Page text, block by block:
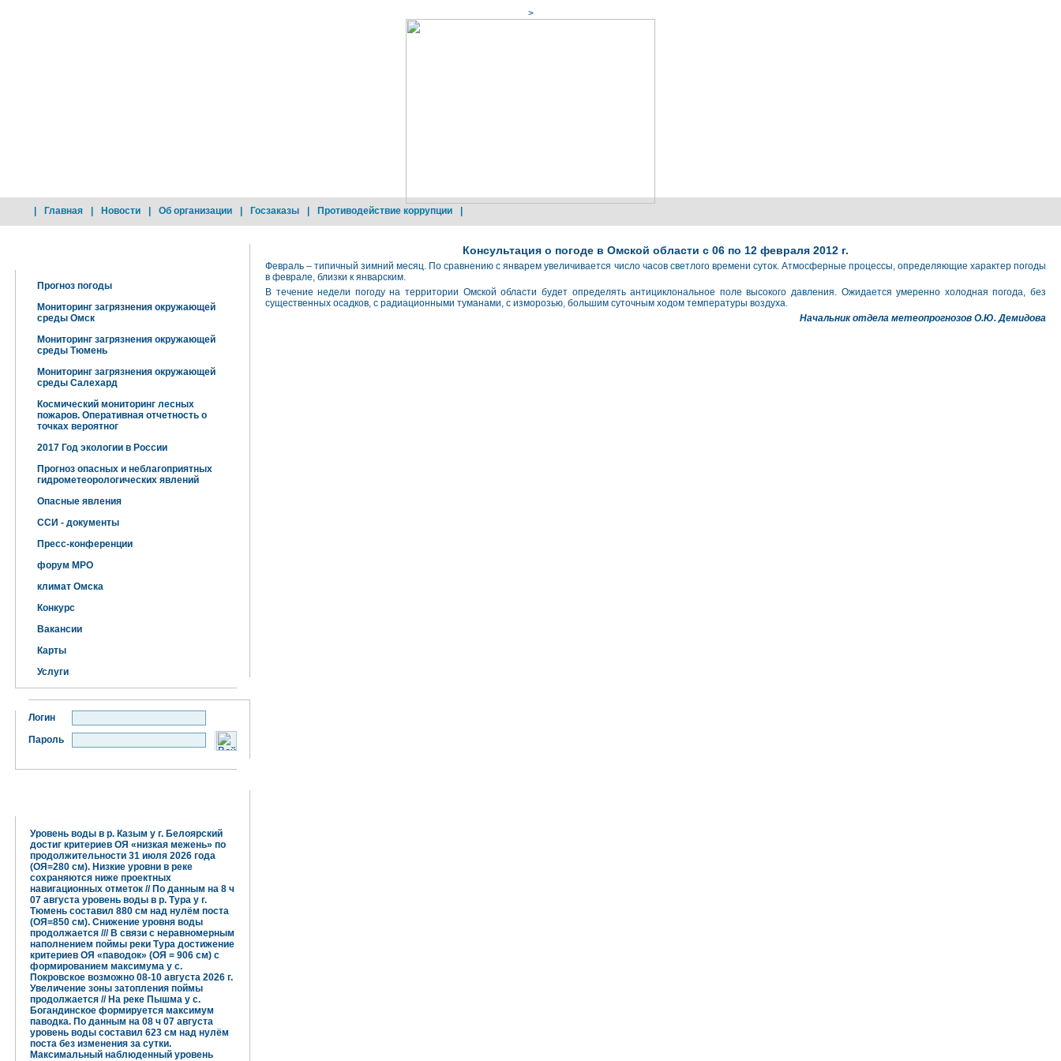
>
Главная Новости Об организации Госзаказы Противодействие коррупции
Прогноз погоды
Мониторинг загрязнения окружающей
среды Омск
Мониторинг загрязнения окружающей
среды Тюмень
Мониторинг загрязнения окружающей
среды Салехард
Космический мониторинг лесных
пожаров. Оперативная отчетность о
точках вероятног
2017 Год экологии в России
Прогноз опасных и неблагоприятных
гидрометеорологических явлений
Опасные явления
ССИ - документы
Пресс-конференции
форум МРО
климат Омска
Конкурс
Вакансии
Карты
Услуги
Логин
Пароль
Уровень воды в р. Казым у г. Белоярский
достиг критериев ОЯ «низкая межень» по
продолжительности 31 июля 2026 года
(ОЯ=280 см). Низкие уровни в реке
сохраняются ниже проектных
навигационных отметок // По данным на 8 ч
07 августа уровень воды в р. Тура у г.
Тюмень составил 880 см над нулём поста
(ОЯ=850 см). Снижение уровня воды
продолжается /// В связи с неравномерным
наполнением поймы реки Тура достижение
критериев ОЯ «паводок» (ОЯ = 906 см) с
формированием максимума у с.
Покровское возможно 08-10 августа 2026 г.
Увеличение зоны затопления поймы
продолжается // На реке Пышма у с.
Богандинское формируется максимум
паводка. По данным на 08 ч 07 августа
уровень воды составил 623 см над нулём
поста без изменения за сутки.
Максимальный наблюденный уровень
Консультация о погоде в Омской области с 06 по 12 февраля 2012 г.
Февраль – типичный зимний месяц. По сравнению с январем увеличивается число часов светлого времени суток. Атмосферные процессы, определяющие характер погоды
в феврале, близки к январским.
В течение недели погоду на территории Омской области будет определять антициклональное поле высокого давления. Ожидается умеренно холодная погода, без
существенных осадков, с радиационными туманами, с изморозью, большим суточным ходом температуры воздуха.
Начальник отдела метеопрогнозов О.Ю. Демидова